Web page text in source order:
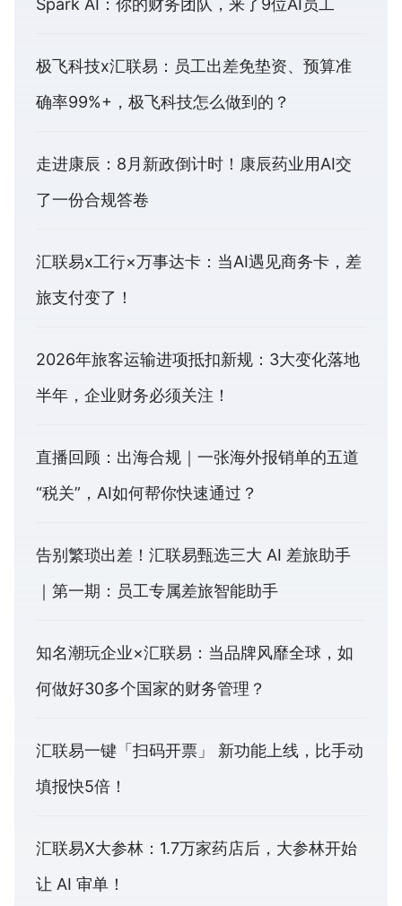
Spark AI：你的财务团队，来了9位AI员工
极飞科技x汇联易：员工出差免垫资、预算准
确率99%+，极飞科技怎么做到的？
走进康辰：8月新政倒计时！康辰药业用AI交
了一份合规答卷
汇联易x工行×万事达卡：当AI遇见商务卡，差
旅支付变了！
2026年旅客运输进项抵扣新规：3大变化落地
半年，企业财务必须关注！
直播回顾：出海合规｜一张海外报销单的五道
“税关”，AI如何帮你快速通过？
告别繁琐出差！汇联易甄选三大 AI 差旅助手
｜第一期：员工专属差旅智能助手
知名潮玩企业×汇联易：当品牌风靡全球，如
何做好30多个国家的财务管理？
汇联易一键「扫码开票」 新功能上线，比手动
填报快5倍！
汇联易X大参林：1.7万家药店后，大参林开始
让 AI 审单！